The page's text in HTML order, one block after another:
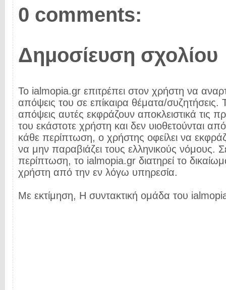
0 comments:
Δημοσίευση σχολίου
Το ialmopia.gr επιτρέπει στον χρήστη να
απόψεις του σε επίκαιρα θέματα/συζητήσεις.
απόψεις αυτές εκφράζουν αποκλειστικά τις
του εκάστοτε χρήστη και δεν υιοθετούνται
κάθε περίπτωση, ο χρήστης οφείλει να
να μην παραβιάζει τους ελληνικούς νόμους.
περίπτωση, το ialmopia.gr διατηρεί το
χρήστη από την εν λόγω υπηρεσία.
Με εκτίμηση, Η συντακτική ομάδα του